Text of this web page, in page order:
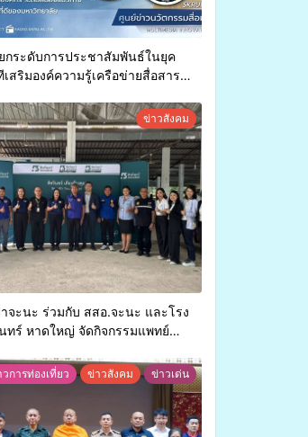
กระดับการประชาสัมพันธ์ในยุค
เสริมองค์ความรู้เครือข่ายสื่อสาร
ลักษณ์ที่ดีของมหาวิทยาลัยข่าวสังคม
จะนะ ร่วมกับ สสอ.จะนะ และโรง
ทร์ หาดใหญ่ จัดกิจกรรมแพทย์
การท่องเที่ยว ข่าวสังคม ข่าวเด่น